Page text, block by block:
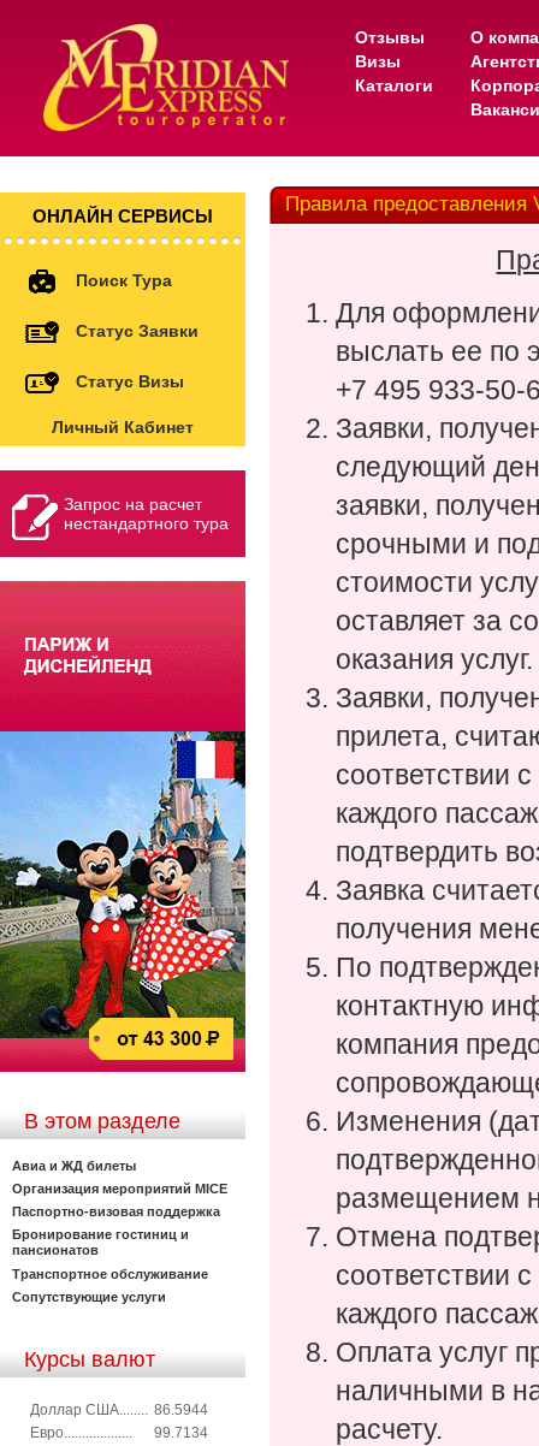
Отзывы
Визы
Каталоги
О
ОНЛАЙН СЕРВИСЫ
Поиск Тура
Статус Заявки
Статус Визы
Личный Кабинет
Запрос на расчет
нестандартного тура
В этом разделе
Авиа и ЖД билеты
Организация мероприятий MICE
Паспортно-визовая поддержка
Бронирование гостиниц и
пансионатов
Транспортное обслуживание
Сопутствующие услуги
Курсы валют
Доллар США........ 86.5944
Евро...................
99.7134
Правила предоставления
Для
выслать ее по
+7 495 933-50-
Заявки,
следующий
заявки,
срочными и
стоимости
оставляет за
оказания услуг.
Заявки,
прилета,
соответствии
каждого
подтвердить
Заявка
получения
По
контактную
компания
Изменения
размещением
Отмена
соответствии
каждого
Оплата услуг
наличными в
расчету.